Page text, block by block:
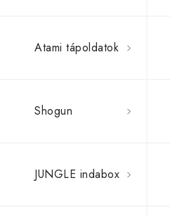
Atami tápoldatok
Shogun
JUNGLE indabox